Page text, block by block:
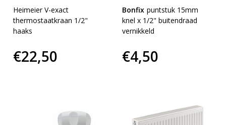
Heimeier V-exact
thermostaatkraan 1/2"
haaks
€22,50
Bonfix puntstuk 15mm
knel x 1/2" buitendraad
vernikkeld
€4,50